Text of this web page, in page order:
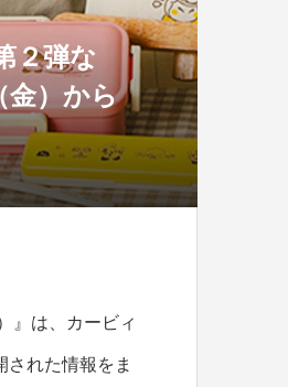
２弾な
金）から
』は、カービィ
れた情報をま